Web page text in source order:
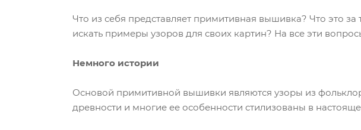
Что из себя представляет примитивная вышивка? Что это
искать примеры узоров для своих картин? На все эти
Немного истории
Основой примитивной вышивки являются узоры из
древности и многие ее особенности стилизованы в